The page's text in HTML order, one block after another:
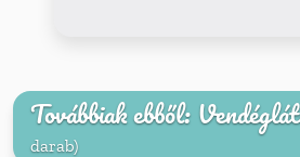
Továbbiak ebből:
darab)